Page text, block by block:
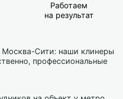
Работаем
на результат
Москва-Сити: наши клинеры
профессиональные